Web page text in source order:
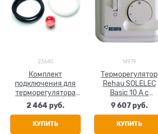
23640
Комплект
подключения для
терморегулятора
Rehau SOLELEC
2 464 руб.
КУПИТЬ
14979
Терморегулятор
Rehau SOLELEC
Basic 10 A с
выносным
датчиком
температуры
9 607 руб.
КУПИТЬ